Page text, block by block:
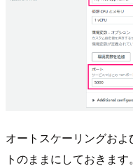
オートスケーリングお
トのままにしておきます。